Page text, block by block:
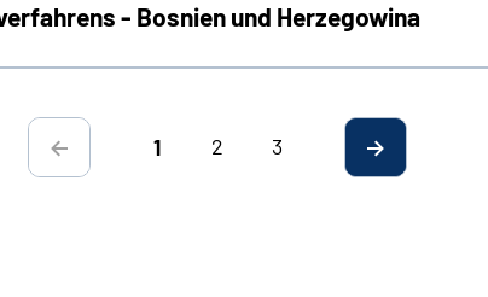
- Bosnien und Herzegowina
1 2 3